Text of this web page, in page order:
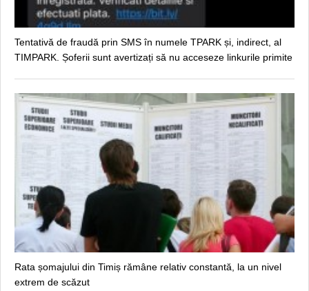
Tentativă de fraudă prin SMS în numele TPARK și, indirect, al
TIMPARK. Șoferii sunt avertizați să nu acceseze linkurile primite
Rata șomajului din Timiș rămâne relativ constantă, la un nivel
extrem de scăzut